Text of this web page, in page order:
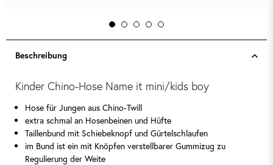
Beschreibung
Kinder Chino-Hose Name it mini/kids boy
Hose für Jungen aus Chino-Twill
extra schmal an Hosenbeinen und Hüfte
Taillenbund mit Schiebeknopf und Gürtelschlaufen
im Bund ist ein mit Knöpfen verstellbarer Gummizug zu
Regulierung der Weite